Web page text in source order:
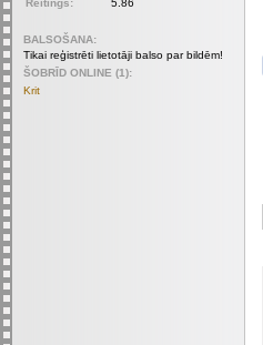
Reitings:
5.86
BALSOŠANA:
Tikai reģistrēti lietotāji balso par bildēm!
ŠOBRĪD ONLINE (1):
Krit